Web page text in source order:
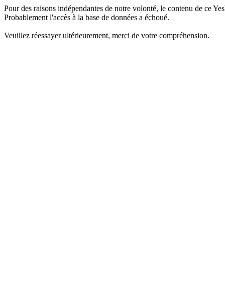
Pour des raisons indépendantes de notre volonté, le contenu de ce
Probablement l'accès à la base de données a échoué.
Veuillez réessayer ultérieurement, merci de votre compréhension.